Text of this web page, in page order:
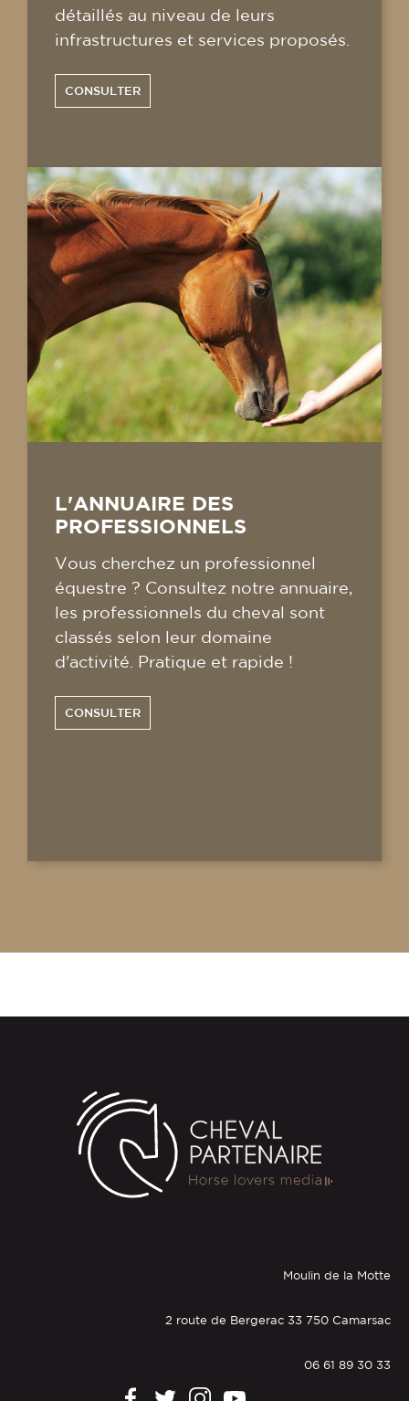
détaillés au niveau de leurs
infrastructures et services proposés.
CONSULTER
L'ANNUAIRE DES
PROFESSIONNELS
Vous cherchez un professionnel
équestre ? Consultez notre annuaire,
les professionnels du cheval sont
classés selon leur domaine
d'activité. Pratique et rapide !
CONSULTER
Moulin de la Motte
2 route de Bergerac 33 750 Camarsac
06 61 89 30 33